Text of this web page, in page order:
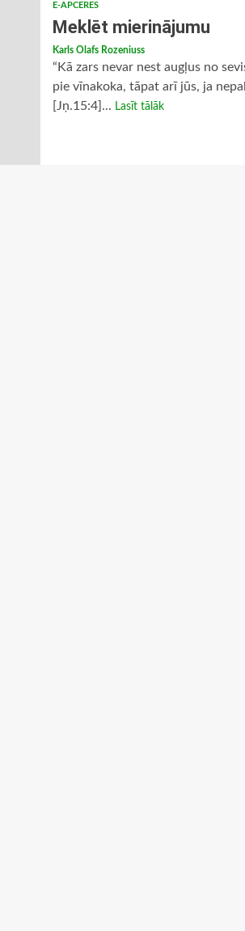
E-APCERES
Meklēt mierinājumu
Karls Olafs Rozeniuss
“Kā zars nevar nest augļus no
pie vīnakoka, tāpat arī jūs, ja
[Jņ.15:4]... Lasīt tālāk